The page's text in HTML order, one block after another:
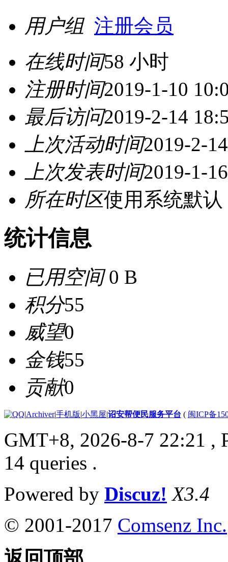
用户组 注册会员
在线时间58 小时
注册时间2019-1-10
最后访问2019-2-14
上次活动时间2019-2-
上次发表时间2019-1-
所在时区使用系统默认
统计信息
已用空间0 B
积分55
威望0
金钱55
贡献0
|Archiver|手机版|小黑屋|诏安帮便民服务平台 ( 闽ICP备
GMT+8, 2026-8-7 22:21 ,
14 queries .
Powered by Discuz! X3.4
© 2001-2017 Comsenz Inc.